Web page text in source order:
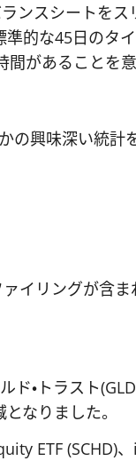
ンスシートをス
的な45日のタ
間があることを
の興味深い統計
イリングが含ま
ド・トラスト
なりました。
ETF (SCHD)